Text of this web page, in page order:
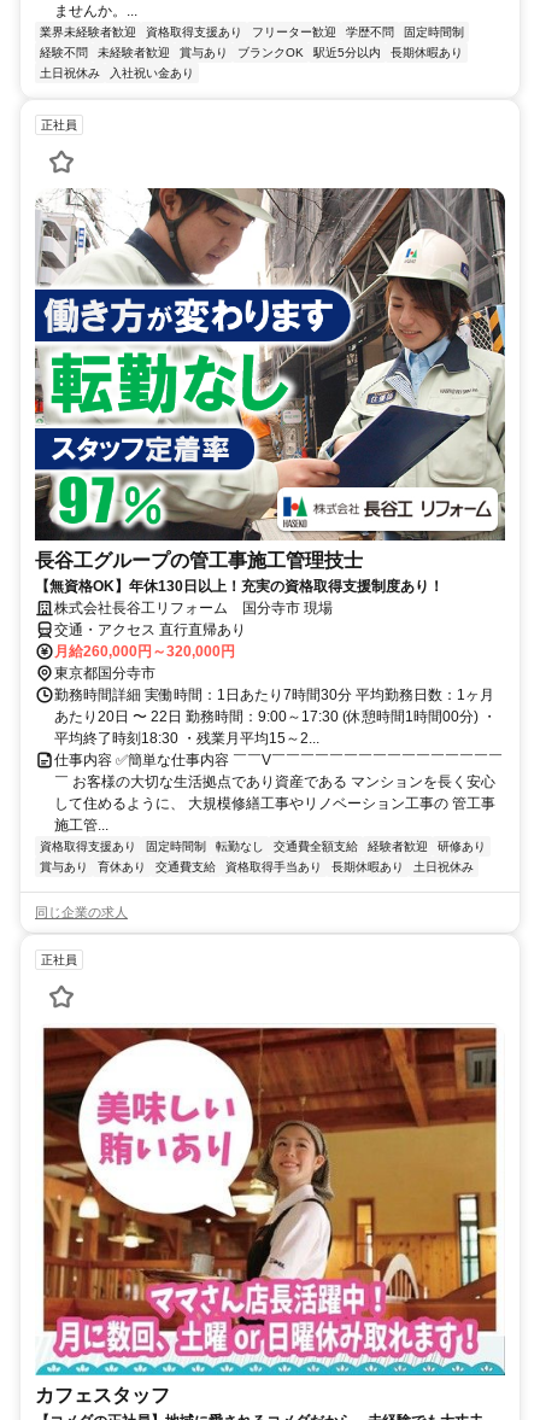
ませんか。...
業界未経験者歓迎 資格取得支援あり フリーター歓迎 学歴不問
固定時間制
経験不問
未経験者歓迎 賞与あり ブランクOK 駅近5分以内
長期休暇あり
土日祝休み
入社祝い金あり
正社員
長谷工グループの管工事施工管理技士
【無資格OK】年休130日以上！充実の資格取得支援制度あり！
株式会社長谷工リフォーム 国分寺市 現場
交通・アクセス 直行直帰あり
月給260,000円～320,000円
東京都国分寺市
勤務時間詳細 実働時間：1日あたり7時間30分 平均勤務日数：1ヶ月
あたり20日 〜 22日 勤務時間：9:00～17:30 (休憩時間1時間00分) ・
平均終了時刻18:30 ・残業月平均15～2...
仕事内容 ✅簡単な仕事内容 ￣￣V￣￣￣￣￣￣￣￣￣￣￣￣￣￣￣￣
￣ お客様の大切な生活拠点であり資産である マンションを長く安心
して住めるように、 大規模修繕工事やリノベーション工事の 管工事
施工管...
資格取得支援あり 固定時間制 転勤なし 交通費全額支給 経験者歓迎
研修あり
賞与あり
育休あり 交通費支給 資格取得手当あり 長期休暇あり 土日祝休み
同じ企業の求人
正社員
カフェスタッフ